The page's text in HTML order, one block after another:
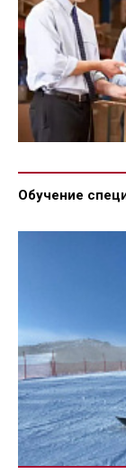
Обучение